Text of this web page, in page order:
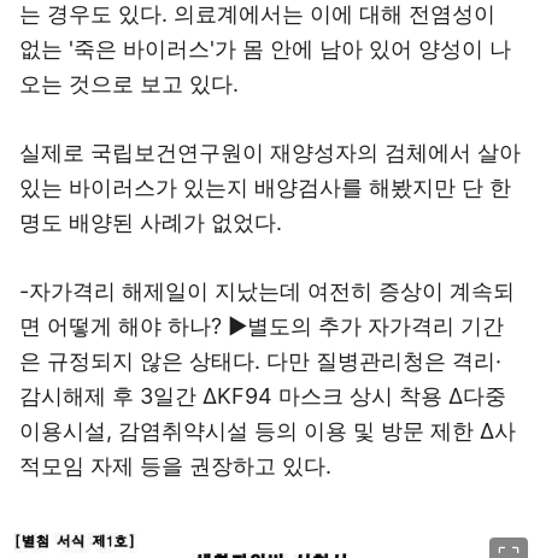
는 경우도 있다. 의료계에서는 이에 대해 전염성이
없는 '죽은 바이러스'가 몸 안에 남아 있어 양성이 나
오는 것으로 보고 있다.
실제로 국립보건연구원이 재양성자의 검체에서 살아
있는 바이러스가 있는지 배양검사를 해봤지만 단 한
명도 배양된 사례가 없었다.
-자가격리 해제일이 지났는데 여전히 증상이 계속되
면 어떻게 해야 하나? ▶별도의 추가 자가격리 기간
은 규정되지 않은 상태다. 다만 질병관리청은 격리·
감시해제 후 3일간 ΔKF94 마스크 상시 착용 Δ다중
이용시설, 감염취약시설 등의 이용 및 방문 제한 Δ사
적모임 자제 등을 권장하고 있다.